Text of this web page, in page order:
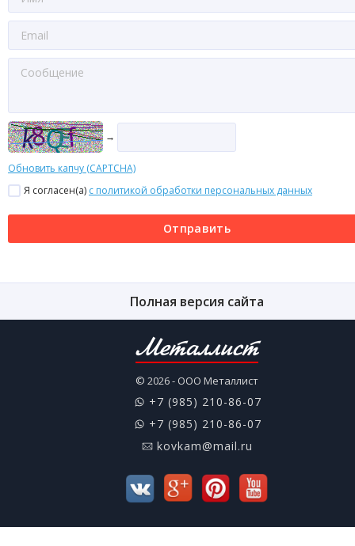
→
Обновить капчу (CAPTCHA)
Я согласен(a) с политикой обработки персональных данных
Отправить
Полная версия сайта
Металлист
© 2026 - ООО Металлист
+7 (985) 210-86-07
+7 (985) 210-86-07
kovkam@mail.ru